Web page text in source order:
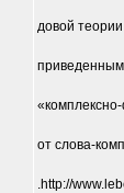
довой
от слова-
.http://